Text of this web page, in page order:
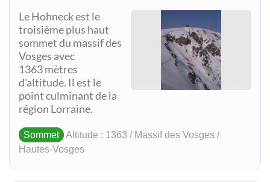
Le Hohneck est le
troisième plus haut
sommet du massif des
Vosges avec
1363 mètres
d'altitude. Il est le
point culminant de la
région Lorraine.
Sommet
Altitude : 1363 / Massif des Vosges /
Hautes-Vosges